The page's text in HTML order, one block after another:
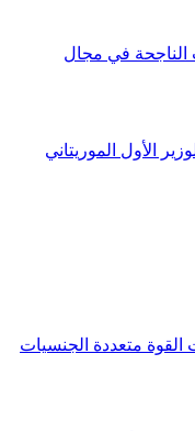
الناجحة في مجال
الأول الموريتاني
القوة متعددة الجنسيات